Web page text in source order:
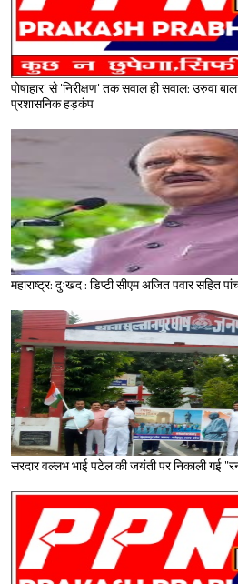
पोषाहार' से 'निरीक्षण' तक सवाल ही सवाल: उरुवा
प्रशासनिक हड़कंप
महाराष्ट्र: दुःखद : डिप्टी सीएम अजित पवार
सरदार वल्लभ भाई पटेल की जयंती पर निकाली गई